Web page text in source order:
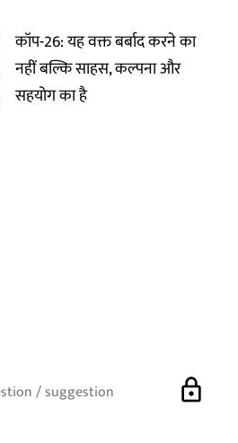
कॉप-26: यह वक्त बर्बाद करने का
नहीं बल्कि साहस, कल्पना और
सहयोग का है
lock